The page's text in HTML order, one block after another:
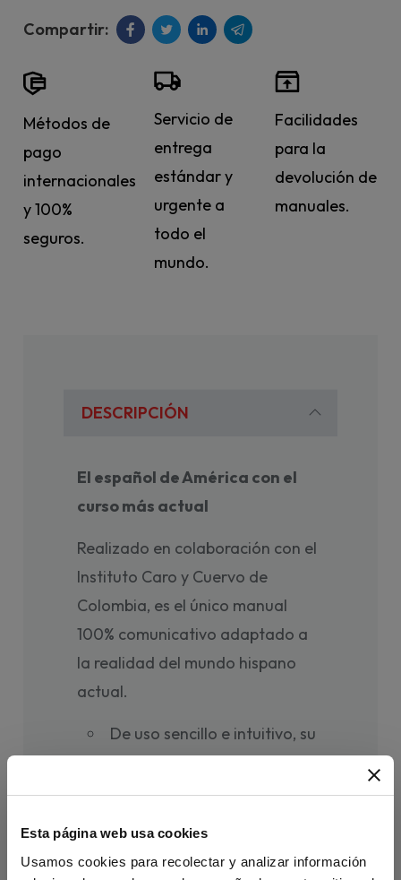
Esta página web usa cookies
Usamos cookies para recolectar y analizar información
Métodos de
pago
internacionales
y 100%
seguros.
Servicio de
entrega
estándar y
urgente a
todo el
mundo.
Facilidades
para la
devolución de
manuales.
DESCRIPCIÓN
El español de América con el
curso más actual
Realizado en colaboración con el
Instituto Caro y Cuervo de
Colombia, es el único manual
100% comunicativo adaptado a
la realidad del mundo hispano
actual.
De uso sencillo e intuitivo, su
propuesta se basa en la
secuencia didáctica deAula,